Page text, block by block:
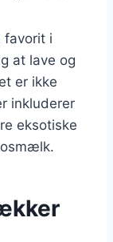
favorit i
at lave og
er ikke
inkluderer
eksotiske